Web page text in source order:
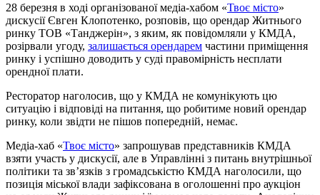
28 березня в ході організованої медіа-хабом «Твоє місто»
дискусії Євген Клопотенко, розповів, що орендар Житнього
ринку ТОВ «Танджерін», з яким, як повідомляли у КМДА,
розірвали угоду, залишається орендарем частини приміщення
ринку і успішно доводить у суді правомірність несплати
орендної плати.
Ресторатор наголосив, що у КМДА не комунікують цю
ситуацію і відповіді на питання, що робитиме новий орендар
ринку, коли звідти не пішов попередній, немає.
Медіа-хаб «Твоє місто» запрошував представників КМДА
взяти участь у дискусії, але в Управлінні з питань внутрішньої
політики та зв’язків з громадськістю КМДА наголосили, що
позиція міської влади зафіксована в оголошенні про аукціон